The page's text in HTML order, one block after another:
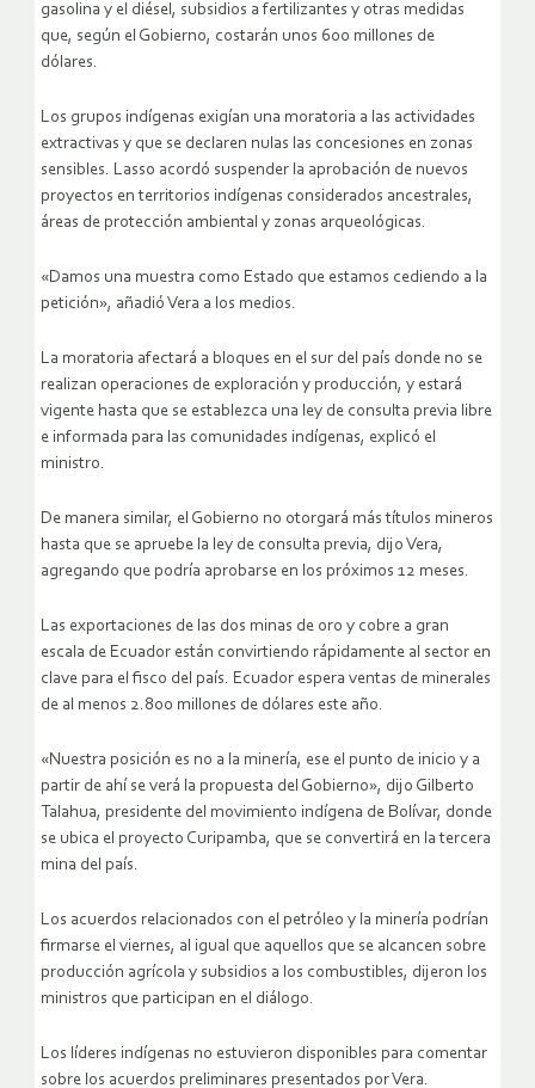
gasolina y el diésel, subsidios a fertilizantes y otras medidas
que, según el Gobierno, costarán unos 600 millones de
dólares.
Los grupos indígenas exigían una moratoria a las actividades
extractivas y que se declaren nulas las concesiones en zonas
sensibles. Lasso acordó suspender la aprobación de nuevos
proyectos en territorios indígenas considerados ancestrales,
áreas de protección ambiental y zonas arqueológicas.
«Damos una muestra como Estado que estamos cediendo a la
petición», añadió Vera a los medios.
La moratoria afectará a bloques en el sur del país donde no se
realizan operaciones de exploración y producción, y estará
vigente hasta que se establezca una ley de consulta previa libre
e informada para las comunidades indígenas, explicó el
ministro.
De manera similar, el Gobierno no otorgará más títulos mineros
hasta que se apruebe la ley de consulta previa, dijo Vera,
agregando que podría aprobarse en los próximos 12 meses.
Las exportaciones de las dos minas de oro y cobre a gran
escala de Ecuador están convirtiendo rápidamente al sector en
clave para el fisco del país. Ecuador espera ventas de minerales
de al menos 2.800 millones de dólares este año.
«Nuestra posición es no a la minería, ese el punto de inicio y a
partir de ahí se verá la propuesta del Gobierno», dijo Gilberto
Talahua, presidente del movimiento indígena de Bolívar, donde
se ubica el proyecto Curipamba, que se convertirá en la tercera
mina del país.
Los acuerdos relacionados con el petróleo y la minería podrían
firmarse el viernes, al igual que aquellos que se alcancen sobre
producción agrícola y subsidios a los combustibles, dijeron los
ministros que participan en el diálogo.
Los líderes indígenas no estuvieron disponibles para comentar
sobre los acuerdos preliminares presentados por Vera.